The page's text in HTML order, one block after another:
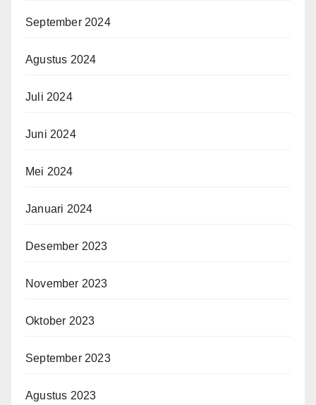
September 2024
Agustus 2024
Juli 2024
Juni 2024
Mei 2024
Januari 2024
Desember 2023
November 2023
Oktober 2023
September 2023
Agustus 2023